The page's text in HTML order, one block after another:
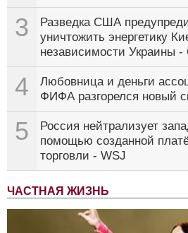
3
Разведка США
уничтожить энергетику
независимости Украины
4
Любовница и деньги
ФИФА разгорелся новый
5
Россия нейтрализует
помощью созданной
торговли - WSJ
ЧАСТНАЯ ЖИЗНЬ